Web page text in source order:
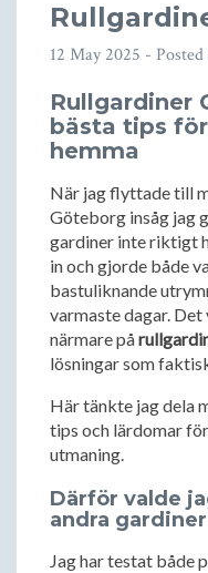
12 May 2025 -
Rullgardiner
bästa tips
hemma
När jag flyttade till
Göteborg insåg jag
gardiner inte riktigt
in och gjorde både
bastuliknande
varmaste dagar.
närmare på
lösningar som
Här tänkte jag dela
tips och lärdomar
utmaning.
Därför valde
andra gardiner
Jag har testat både